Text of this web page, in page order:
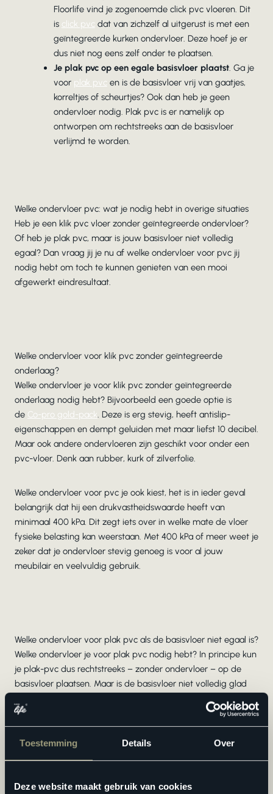
Toestemming Details Over
Deze website maakt gebruik van cookies
Floorlife vind je zogenoemde click pvc vloeren. Dit
is click pvc dat van zichzelf al uitgerust is met een
geïntegreerde kurken ondervloer. Deze hoef je er
dus niet nog eens zelf onder te plaatsen.
Je plak pvc op een egale basisvloer plaatst. Ga je
voor plak pvc en is de basisvloer vrij van gaatjes,
korreltjes of scheurtjes? Ook dan heb je geen
ondervloer nodig. Plak pvc is er namelijk op
ontworpen om rechtstreeks aan de basisvloer
verlijmd te worden.
Welke ondervloer pvc: wat je nodig hebt in overige situaties
Heb je een klik pvc vloer zonder geïntegreerde ondervloer?
Of heb je plak pvc, maar is jouw basisvloer niet volledig
egaal? Dan vraag jij je nu af welke ondervloer voor pvc jij
nodig hebt om toch te kunnen genieten van een mooi
afgewerkt eindresultaat.
Welke ondervloer voor klik pvc zonder geïntegreerde
onderlaag?
Welke ondervloer je voor klik pvc zonder geïntegreerde
onderlaag nodig hebt? Bijvoorbeeld een goede optie is
de Co-pro gold-pack. Deze is erg stevig, heeft antislip-
eigenschappen en dempt geluiden met maar liefst 10 decibel.
Maar ook andere ondervloeren zijn geschikt voor onder een
pvc-vloer. Denk aan rubber, kurk of zilverfolie.
Welke ondervloer voor pvc je ook kiest, het is in ieder geval
belangrijk dat hij een drukvastheidswaarde heeft van
minimaal 400 kPa. Dit zegt iets over in welke mate de vloer
fysieke belasting kan weerstaan. Met 400 kPa of meer weet je
zeker dat je ondervloer stevig genoeg is voor al jouw
meubilair en veelvuldig gebruik.
Welke ondervloer voor plak pvc als de basisvloer niet egaal is?
Welke ondervloer je voor plak pvc nodig hebt? In principe kun
je plak-pvc dus rechtstreeks – zonder ondervloer – op de
basisvloer plaatsen. Maar is de basisvloer niet volledig glad
en egaal, dan heb je de kans dat er straks oneffenheden te
zien zijn op jouw nieuwe pvc vloer. Hoe ga je dit nu tegen? Je
hebt 2 opties:
Maak je basisvloer egaal met egaline. Vul scheuren
weg met een bezem. Hierna plaats je het plak pvc